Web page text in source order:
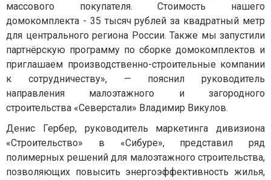
массового покупателя. Стоимость нашего
домокомплекта - 35 тысяч рублей за квадратный метр
для центрального региона России. Также мы запустили
партнёрскую программу по сборке домокомплектов и
приглашаем производственно-строительные компании
к сотрудничеству», — пояснил руководитель
направления малоэтажного и загородного
строительства «Северстали» Владимир Викулов.
Денис Гербер, руководитель маркетинга дивизиона
«Строительство» в «Сибуре», представил ряд
полимерных решений для малоэтажного строительства,
позволяющих повысить энергоэффективность жилья,